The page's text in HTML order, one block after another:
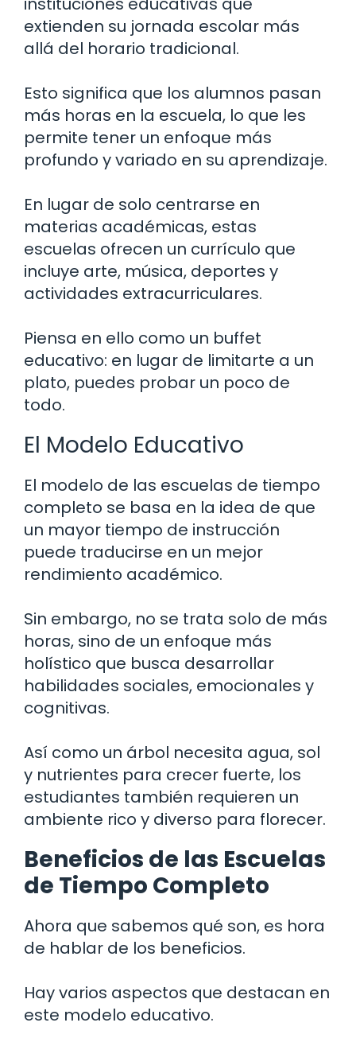
extienden su jornada escolar más
allá del horario tradicional.
Esto significa que los alumnos pasan
más horas en la escuela, lo que les
permite tener un enfoque más
profundo y variado en su aprendizaje.
En lugar de solo centrarse en
materias académicas, estas
escuelas ofrecen un currículo que
incluye arte, música, deportes y
actividades extracurriculares.
Piensa en ello como un buffet
educativo: en lugar de limitarte a un
plato, puedes probar un poco de
todo.
El Modelo Educativo
El modelo de las escuelas de tiempo
completo se basa en la idea de que
un mayor tiempo de instrucción
puede traducirse en un mejor
rendimiento académico.
Sin embargo, no se trata solo de más
horas, sino de un enfoque más
holístico que busca desarrollar
habilidades sociales, emocionales y
cognitivas.
Así como un árbol necesita agua, sol
y nutrientes para crecer fuerte, los
estudiantes también requieren un
ambiente rico y diverso para florecer.
Beneficios de las Escuelas
de Tiempo Completo
Ahora que sabemos qué son, es hora
de hablar de los beneficios.
Hay varios aspectos que destacan en
este modelo educativo.